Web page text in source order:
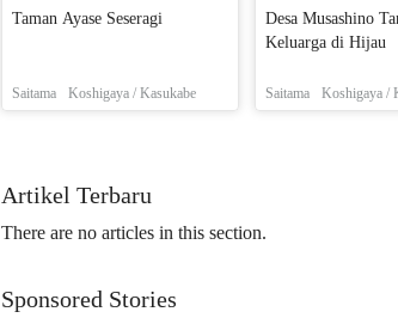
Taman Ayase Seseragi
Saitama Koshigaya / Kasukabe
Desa Musashino
Keluarga di Hijau
Saitama Koshigaya /
Artikel Terbaru
There are no articles in this section.
Sponsored Stories